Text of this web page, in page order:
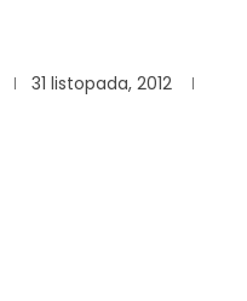
31 listopada, 2012